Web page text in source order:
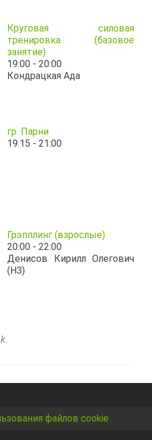
Круговая силовая
тренировка (базовое
занятие)
19:00 - 20:00
Кондрацкая Ада
гр. Парни
19:15 - 21:00
Грэпплинг (взрослые)
20:00 - 22:00
Денисов Кирилл Олегович
(НЗ)
.
файлов cookie